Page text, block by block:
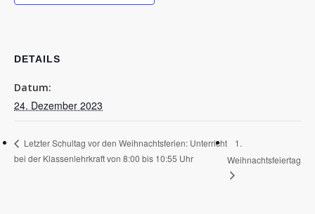
DETAILS
Datum:
24. Dezember 2023
Letzter Schultag vor den Weihnachtsferien: Unterricht
bei der Klassenlehrkraft von 8:00 bis 10:55 Uhr
1.
Weihnachtsfeiertag